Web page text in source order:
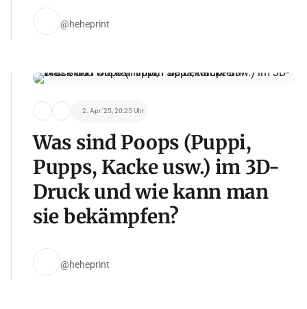
@heheprint
2. Apr '25, 20:25 Uhr
Was sind Poops (Puppi,
Pupps, Kacke usw.) im 3D-
Druck und wie kann man
sie bekämpfen?
@heheprint